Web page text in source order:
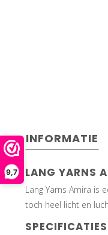
9,7
INFORMATIE
LANG YARNS
Lang Yarns Amira is
toch heel licht en
SPECIFICATIES